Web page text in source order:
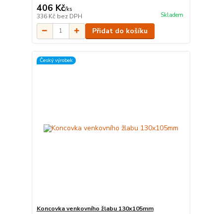
406 Kč/ks
336 Kč bez DPH Skladem
Přidat do košíku
Český výrobek
Koncovka venkovního žlabu 130x105mm